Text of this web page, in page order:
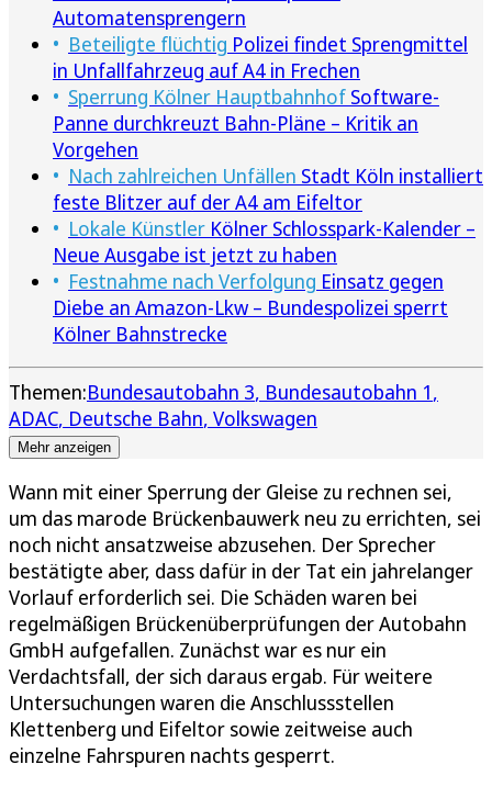
Automatensprengern
Beteiligte flüchtig Polizei findet Sprengmittel
in Unfallfahrzeug auf A4 in Frechen
Sperrung Kölner Hauptbahnhof Software-
Panne durchkreuzt Bahn-Pläne – Kritik an
Vorgehen
Nach zahlreichen Unfällen Stadt Köln installiert
feste Blitzer auf der A4 am Eifeltor
Lokale Künstler Kölner Schlosspark-Kalender –
Neue Ausgabe ist jetzt zu haben
Festnahme nach Verfolgung Einsatz gegen
Diebe an Amazon-Lkw – Bundespolizei sperrt
Kölner Bahnstrecke
Themen:Bundesautobahn 3 Bundesautobahn 1
ADAC Deutsche Bahn Volkswagen
Mehr anzeigen
Wann mit einer Sperrung der Gleise zu rechnen sei,
um das marode Brückenbauwerk neu zu errichten, sei
noch nicht ansatzweise abzusehen. Der Sprecher
bestätigte aber, dass dafür in der Tat ein jahrelanger
Vorlauf erforderlich sei. Die Schäden waren bei
regelmäßigen Brückenüberprüfungen der Autobahn
GmbH aufgefallen. Zunächst war es nur ein
Verdachtsfall, der sich daraus ergab. Für weitere
Untersuchungen waren die Anschlussstellen
Klettenberg und Eifeltor sowie zeitweise auch
einzelne Fahrspuren nachts gesperrt.